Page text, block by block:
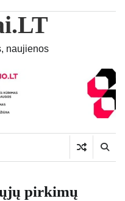
naujienos
pirkimų